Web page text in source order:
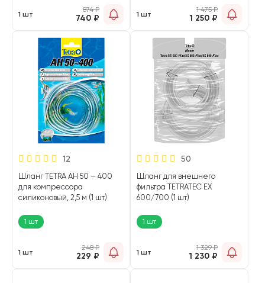
1 шт
874₽
740 ₽ 1 шт
1 475₽
1 250 ₽
12
Шланг TETRA AH 50 – 400
для компрессора
силиконовый, 2,5 м (1 шт)
1 шт
1 шт
248₽
229 ₽
50
Шланг для внешнего
фильтра TETRATEC ЕХ
600/700 (1 шт)
1 шт
1 шт
1 329₽
1 230 ₽